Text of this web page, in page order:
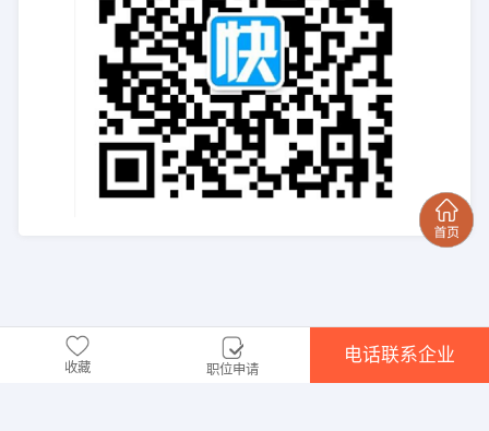
收藏 职位申请
电话联系企业